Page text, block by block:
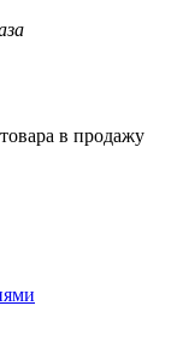
в продажу